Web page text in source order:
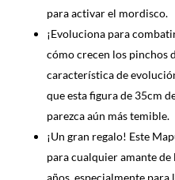
para activar el mordisco.
¡Evoluciona para
cómo crecen los pinchos
característica de
que esta figura de 35cm
parezca aún más temible.
¡Un gran regalo! Este
para cualquier amante
años, especialmente para